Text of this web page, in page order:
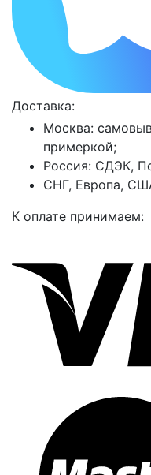
Доставка:
Москва:
примеркой;
Россия: СДЭК,
СНГ, Европа,
К оплате принимаем: